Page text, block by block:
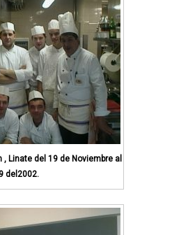
Linate del 19 de Noviembre al
del2002.